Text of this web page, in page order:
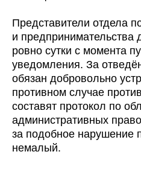
Представители отдела
и предпринимательства
ровно сутки с момента
уведомления. За
обязан добровольно
противном случае
составят протокол по
административных
за подобное нарушение
немалый.